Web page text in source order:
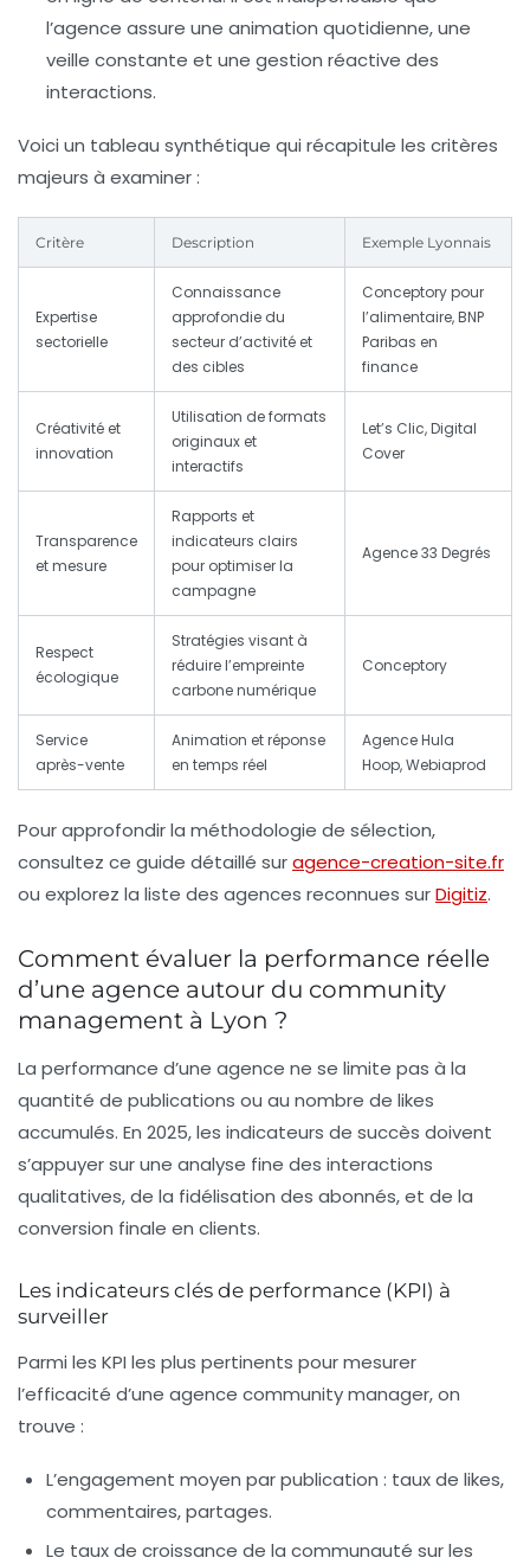
l’agence assure une animation quotidienne, une
veille constante et une gestion réactive des
interactions.
Voici un tableau synthétique qui récapitule les critères
majeurs à examiner :
Critère Description Exemple Lyonnais
Expertise
sectorielle
Connaissance
approfondie du
secteur d’activité et
des cibles
Conceptory pour
l’alimentaire, BNP
Paribas en
finance
Créativité et
innovation
Utilisation de formats
originaux et
interactifs
Let’s Clic, Digital
Cover
Transparence
et mesure
Rapports et
indicateurs clairs
pour optimiser la
campagne
Agence 33 Degrés
Respect
écologique
Stratégies visant à
réduire l’empreinte
carbone numérique
Conceptory
Service
après-vente
Animation et réponse
en temps réel
Agence Hula
Hoop, Webiaprod
Pour approfondir la méthodologie de sélection,
consultez ce guide détaillé suragence-creation-site.fr
ou explorez la liste des agences reconnues surDigitiz.
Comment évaluer la performance réelle
d’une agence autour du community
management à Lyon ?
La performance d’une agence ne se limite pas à la
quantité de publications ou au nombre de likes
accumulés. En 2025, les indicateurs de succès doivent
s’appuyer sur une analyse fine des interactions
qualitatives, de la fidélisation des abonnés, et de la
conversion finale en clients.
Les indicateurs clés de performance (KPI) à
surveiller
Parmi les KPI les plus pertinents pour mesurer
l’efficacité d’une agence community manager, on
trouve :
L’engagement moyen par publication : taux de likes,
commentaires, partages.
Le taux de croissance de la communauté sur les